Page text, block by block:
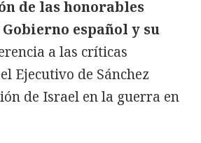
de las honorables
español y su
a las críticas
Ejecutivo de Sánchez
de Israel en la guerra en